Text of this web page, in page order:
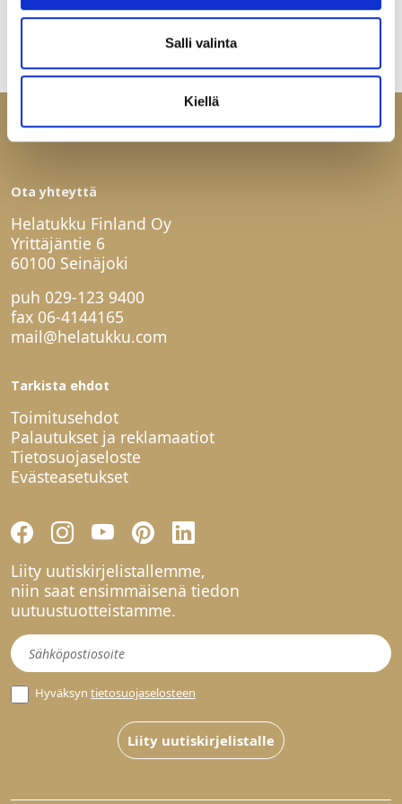
Salli valinta
Kiellä
Ota yhteyttä
Helatukku Finland Oy
Yrittäjäntie 6
60100 Seinäjoki
puh 029-123 9400
fax 06-4144165
mail@helatukku.com
Tarkista ehdot
Toimitusehdot
Palautukset ja reklamaatiot
Tietosuojaseloste
Evästeasetukset
Liity uutiskirjelistallemme,
niin saat ensimmäisenä tiedon
uutuustuotteistamme.
Uutiskirje
Hyväksyn tietosuojaselosteen
Liity uutiskirjelistalle